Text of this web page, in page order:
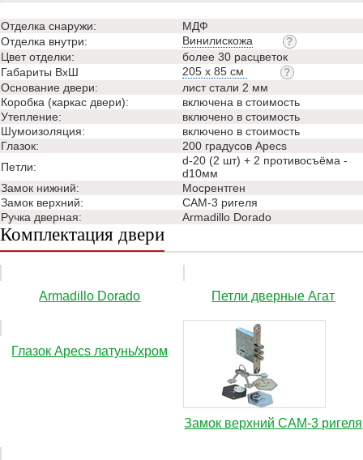
Отделка снаружи:
МДФ
Отделка внутри:
Винилискожа
Цвет отделки:
более 30 расцветок
Габариты ВхШ
205 х 85 см
Основание двери:
лист стали 2 мм
Коробка (каркас двери):
включена в стоимость
Утепление:
включено в стоимость
Шумоизоляция:
включено в стоимость
Глазок:
200 градусов Apecs
Петли:
d-20 (2 шт) + 2 противосъёма -
d10мм
Замок нижний:
Мосрентген
Замок верхний:
САМ-3 ригеля
Ручка дверная:
Аrmadillo Dorado
Комплектация двери
Аrmadillo Dorado Петли дверные Агат
Глазок Apecs латунь/хром
Замок верхний САМ-3 ригеля